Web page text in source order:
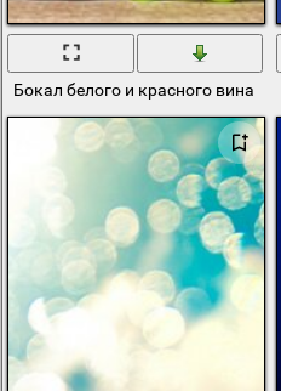
Бокал белого и красного вина